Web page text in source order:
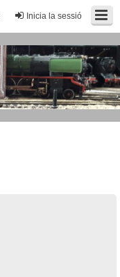
Inicia la sessió